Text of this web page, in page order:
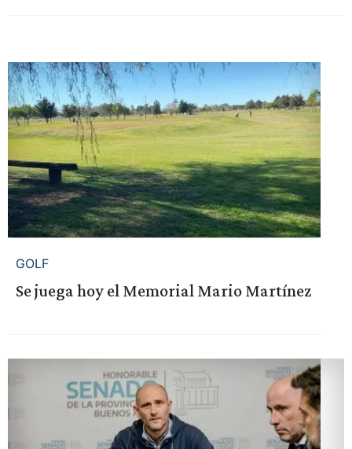
GOLF
Se juega hoy el Memorial Mario Martínez